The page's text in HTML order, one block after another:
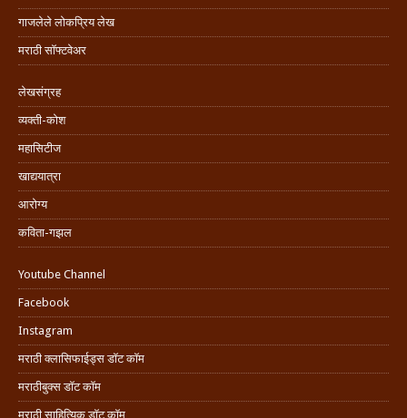
गाजलेले लोकप्रिय लेख
मराठी सॉफ्टवेअर
लेखसंग्रह
व्यक्ती-कोश
महासिटीज
खाद्ययात्रा
आरोग्य
कविता-गझल
Youtube Channel
Facebook
Instagram
मराठी क्लासिफाईड्स डॉट कॉम
मराठीबुक्स डॉट कॉम
मराठी साहित्यिक डॉट कॉम